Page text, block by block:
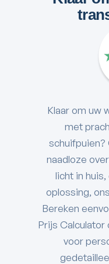
investering
Klaar om uw
met
schuifpuien?
naadloze
licht in
oplossing,
Bereken
Prijs
voor